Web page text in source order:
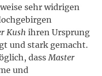
sehr widrigen
Kush ihren Ursprung
und stark gemacht.
dassMaster
und